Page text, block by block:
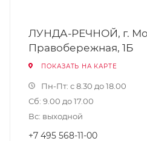
ЛУНДА-РЕЧНОЙ, г.
Правобережная, 1Б
ПОКАЗАТЬ НА КАРТЕ
Пн-Пт: с 8.30 до 18.00
Сб: 9.00 до 17.00
Вс: выходной
+7 495 568-11-00